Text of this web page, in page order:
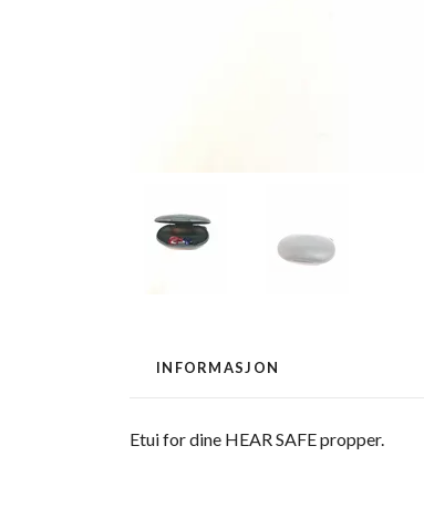
INFORMASJON
Etui for dine HEAR SAFE propper.